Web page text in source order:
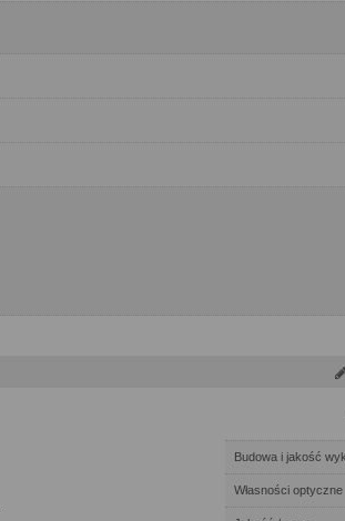
Budowa i jakość
Własności optyczne